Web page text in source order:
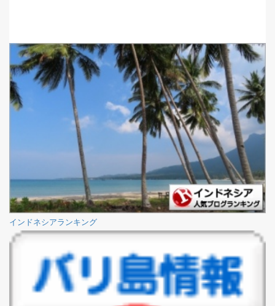
インドネシアランキング